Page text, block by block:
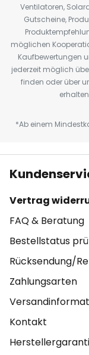
Ventilatoren,
Gutscheine,
möglichen
Kaufbewertungen
jederzeit möglich
finden oder über
*Ab einem
Vertrag
FAQ & Beratung
Bestellstatus
Rücksendung/
Zahlungsarten
Kontakt